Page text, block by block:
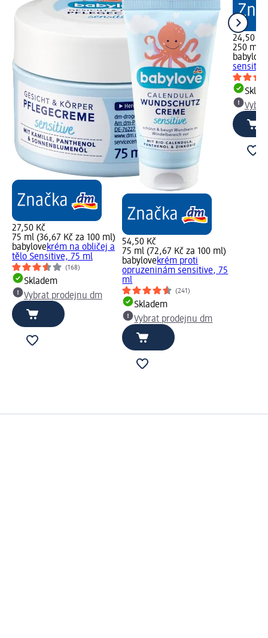
27,50 Kč
75 ml (36,67 Kč za 100 ml)
babylovekrém na obličej a
tělo Sensitive, 75 ml
(168)
Skladem
Vybrat prodejnu dm
54,50 Kč
75 ml (72,67 Kč za 100 ml)
babylovekrém proti
opruzeninám sensitive, 75
ml
(241)
Skladem
Vybrat prodejnu dm
24,50 Kč
250 ml
babylove